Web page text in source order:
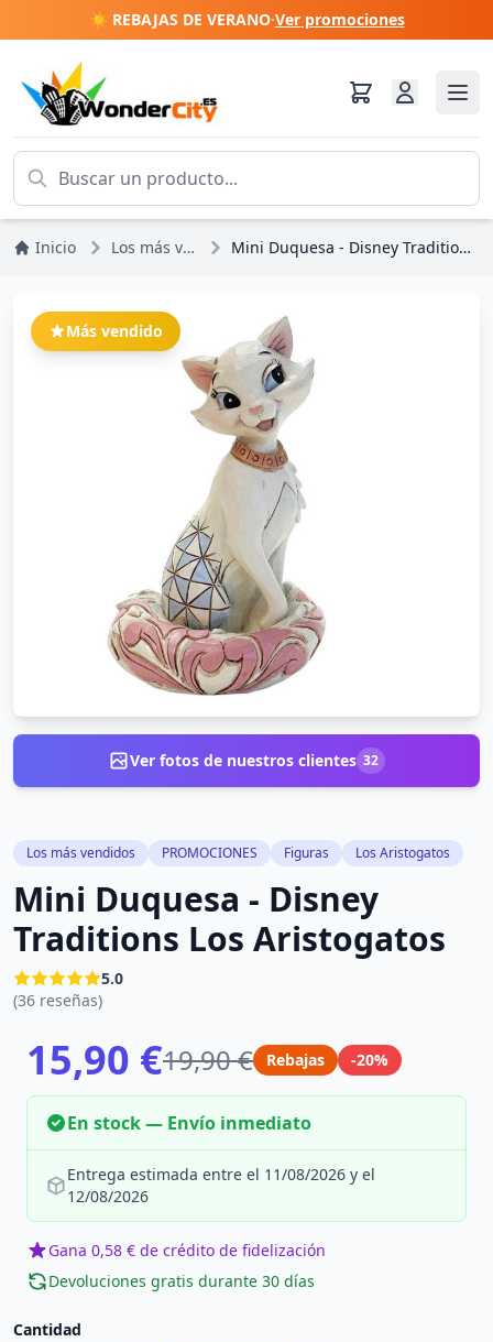
☀️ REBAJAS DE VERANO·Ver promociones
Inicio Los más vendidos Mini Duquesa - Disney Traditions Los Aristogatos
Más vendido
Ver fotos de nuestros clientes 32
Los más vendidos PROMOCIONES Figuras Los Aristogatos
Mini Duquesa - Disney
Traditions Los Aristogatos
5.0
(36 reseñas)
15,90 €19,90 € Rebajas -20%
En stock — Envío inmediato
Entrega estimada entre el 11/08/2026 y el
12/08/2026
Gana 0,58 € de crédito de fidelización
Devoluciones gratis durante 30 días
Cantidad